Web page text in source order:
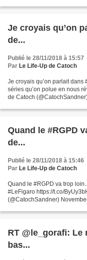
Je croyais qu’on
de...
Publié le 28/11/2018 à 15:57
Par Le Life-Up de Catoch
Je croyais qu’on parlait dans
séries qu’on polue en nous
de Catoch
Quand le #RGPD
de...
Publié le 28/11/2018 à 15:46
Par Le Life-Up de Catoch
Quand le #RGPD va trop
#LeFigaro https://t.co/
(@CatochSandner)
RT @le_gorafi:
bas...